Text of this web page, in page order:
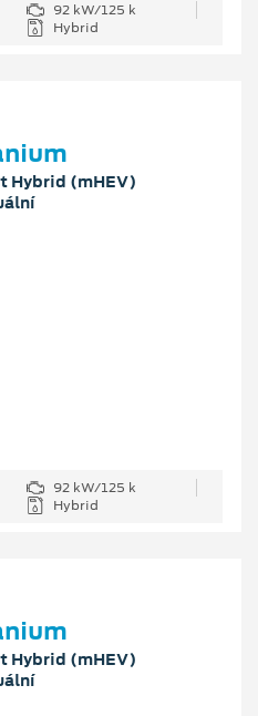
92 kW/125 k
Hybrid
Hybrid (mHEV)
92 kW/125 k
Hybrid
Hybrid (mHEV)